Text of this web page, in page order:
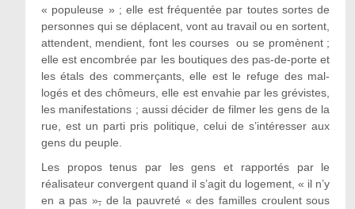
« populeuse » ; elle est fréquentée par toutes sortes de
personnes qui se déplacent, vont au travail ou en sortent,
attendent, mendient, font les courses ou se promènent ;
elle est encombrée par les boutiques des pas-de-porte et
les étals des commerçants, elle est le refuge des mal-
logés et des chômeurs, elle est envahie par les grévistes,
les manifestations ; aussi décider de filmer les gens de la
rue, est un parti pris politique, celui de s’intéresser aux
gens du peuple.
Les propos tenus par les gens et rapportés par le
réalisateur convergent quand il s’agit du logement, « il n’y
en a pas »,de la pauvreté « des familles croulent sous